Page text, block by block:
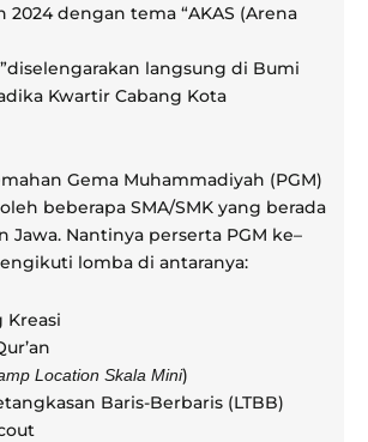
2024 dengan tema “AKAS (Arena
langsung di Bumi
Kwartir Cabang Kota
Gema Muhammadiyah (PGM)
beberapa SMA/SMK yang berada
Jawa. Nantinya perserta PGM ke–
lomba di antaranya:
Kreasi
Location Skala Mini)
Baris-Berbaris (LTBB)